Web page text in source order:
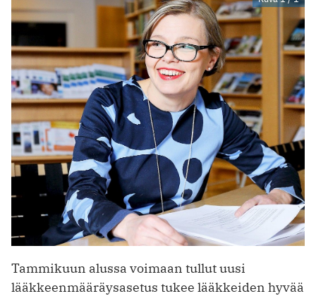
Tammikuun alussa voimaan tullut uusi
lääkkeenmääräysasetus tukee lääkkeiden hyvää